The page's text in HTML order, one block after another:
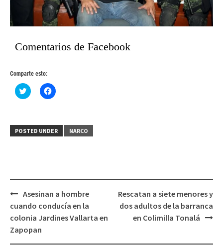
Comentarios de Facebook
Comparte esto:
Haz
clic
(Se
abre
Haz
clic
(Se
abre
POSTED UNDER NARCO
Post
navigation
Asesinan a hombre
cuando conducía en la
colonia Jardines Vallarta en
Zapopan
Rescatan a siete menores y
dos adultos de la barranca
en Colimilla Tonalá